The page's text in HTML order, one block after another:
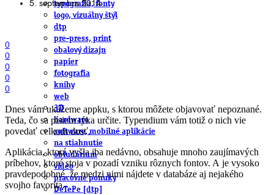
typografia, fonty
logo, vizuálny štýl
dtp
pre-press, print
obalový dizajn
papier
fotografia
knihy
web
3D
hardware
software, mobilné aplikácie
na stiahnutie
obludárium
video
pracovné ponuky
DeTePe [dtp]
5. septembra 2014
0
0
0
0
0
Dnes vám ukážeme appku, s ktorou môžete objavovať nepoznané.
Teda, čo sa písiem týka určite. Typendium vám totiž o nich vie
povedať celkom dosť.
Aplikácia, ktorá vyšla iba nedávno, obsahuje mnoho zaujímavých
príbehov, ktoré stoja v pozadí vzniku rôznych fontov. A je vysoko
pravdepodobné, že medzi nimi nájdete v databáze aj nejakého
svojho favorita.